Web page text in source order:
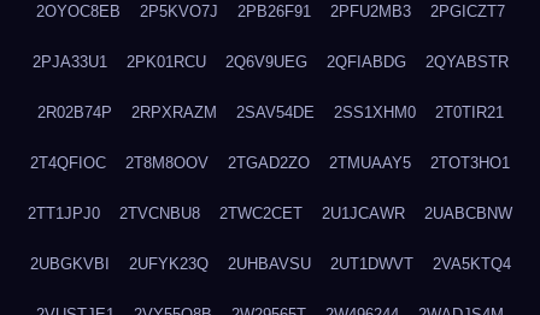
2OYOC8EB 2P5KVO7J 2PB26F91 2PFU2MB3 2PGICZT7
2PJA33U1 2PK01RCU 2Q6V9UEG 2QFIABDG 2QYABSTR
2R02B74P 2RPXRAZM 2SAV54DE 2SS1XHM0 2T0TIR21
2T4QFIOC 2T8M8OOV 2TGAD2ZO 2TMUAAY5 2TOT3HO1
2TT1JPJ0 2TVCNBU8 2TWC2CET 2U1JCAWR 2UABCBNW
2UBGKVBI 2UFYK23Q 2UHBAVSU 2UT1DWVT 2VA5KTQ4